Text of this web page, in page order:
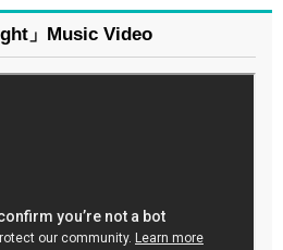
」Music Video